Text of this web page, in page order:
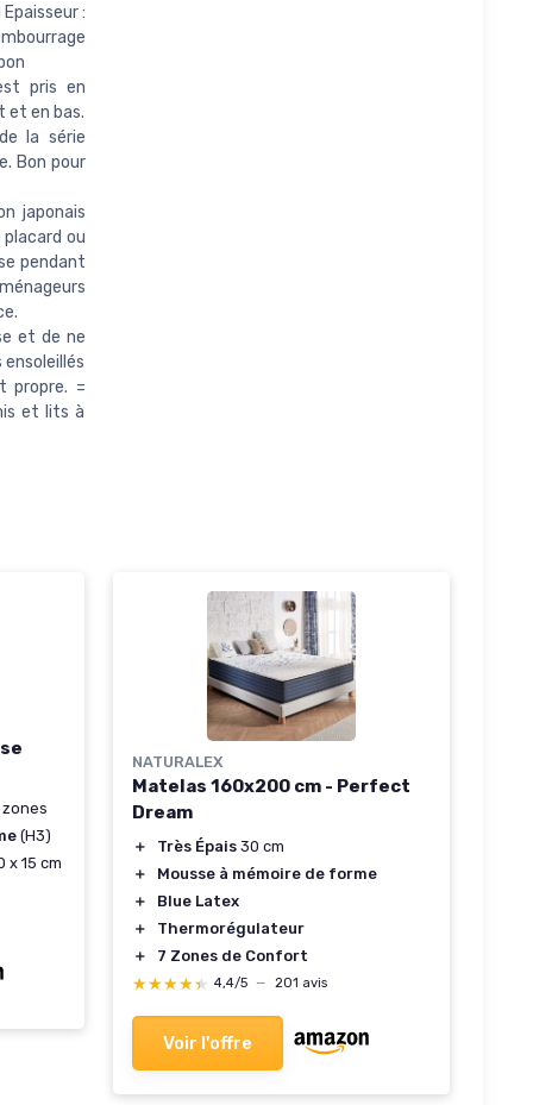
:
pris en
et en bas.
la série
Bon pour
japonais
ou
pendant
et de ne
propre. =
et lits à
zones
(H3)
x 15 cm
NATURALEX
Matelas 160x200 cm - Perfect
Dream
＋ Très Épais 30 cm
＋
Mousse à mémoire de forme
＋
Blue Latex
＋
Thermorégulateur
＋
7 Zones de Confort
★★★★★
★★★★★ 4,4/5 — 201 avis
Voir l'offre